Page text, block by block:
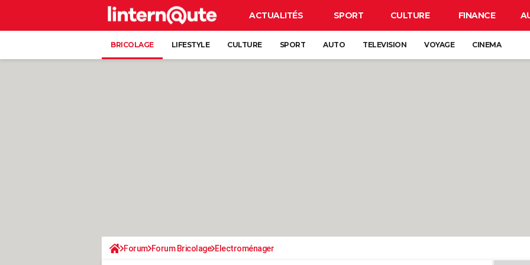
ACTUALITÉS SPORT CULTURE FINANCE
BRICOLAGE LIFESTYLE CULTURE SPORT AUTO TELEVISION VOYAGE CINEMA
Forum Forum Bricolage Electroménager